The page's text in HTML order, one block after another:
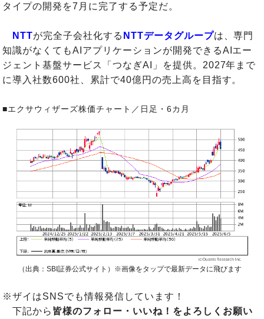
タイプの開発を7月に完了する予定だ。
NTTが完全子会社化する NTTデータグループは、専門
知識がなくてもAIアプリケーションが開発できるAIエー
ジェント基盤サービス「つなぎAI」を提供。2027年まで
に導入社数600社、累計で40億円の売上高を目指す。
■エクサウィザーズ株価チャート／日足・6カ月
（出典：SBI証券公式サイト）※画像をタップで最新データに飛びます
※ザイはSNSでも情報発信しています！
下記から 皆様のフォロー・いいね！をよろしくお願い